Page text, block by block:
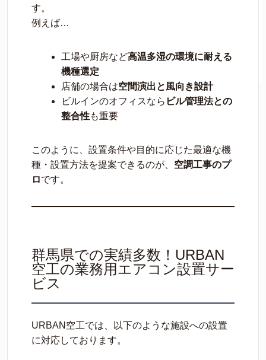
す。
例えば…
工場や厨房など高温多湿の環境に耐える
機種選定
店舗の場合は空間演出と風向き設計
ビルインのオフィスなら ビル管理法との
整合性も重要
このように、設置条件や目的に応じた最適な機
種・設置方法を提案できるのが、 空調工事のプ
ロです。
群馬県での実績多数！URBAN
空工の業務用エアコン設置サー
ビス
URBAN空工では、以下のような施設への設置
に対応しております。